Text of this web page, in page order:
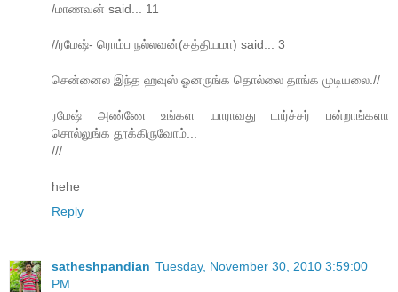
/மாணவன் said... 11
//ரமேஷ்- ரொம்ப நல்லவன்(சத்தியமா) said... 3
சென்னைல இந்த ஹவுஸ் ஓனருங்க தொல்லை தாங்க முடியலை.//
ரமேஷ் அண்ணே உங்கள யாராவது டார்ச்சர் பன்றாங்களா
சொல்லுங்க தூக்கிருவோம்...
///
hehe
Reply
satheshpandian Tuesday, November 30, 2010 3:59:00
PM